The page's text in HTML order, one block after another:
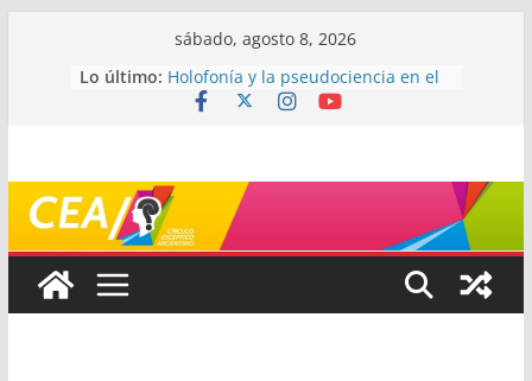
sábado, agosto 8, 2026
Lo último: Holofonía y la pseudociencia en el
audio
Mayéutica (o cómo debatir sin
terminar a los golpes)
Somos menos capaces de lo que